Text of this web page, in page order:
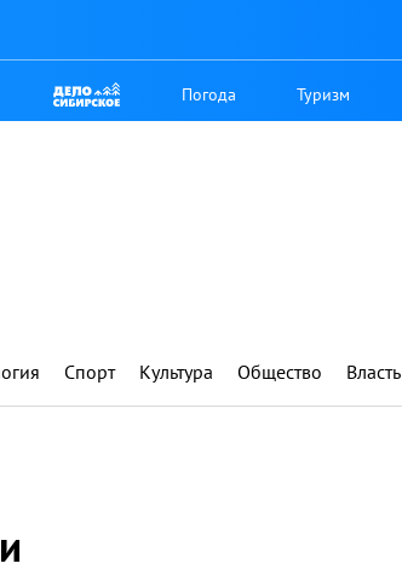
Погода Туризм
Спорт Культура Общество Власть